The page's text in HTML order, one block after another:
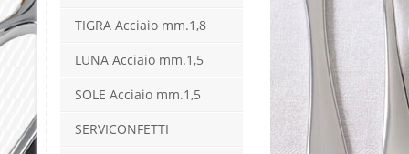
TIGRA Acciaio mm.1,8
LUNA Acciaio mm.1,5
SOLE Acciaio mm.1,5
SERVICONFETTI